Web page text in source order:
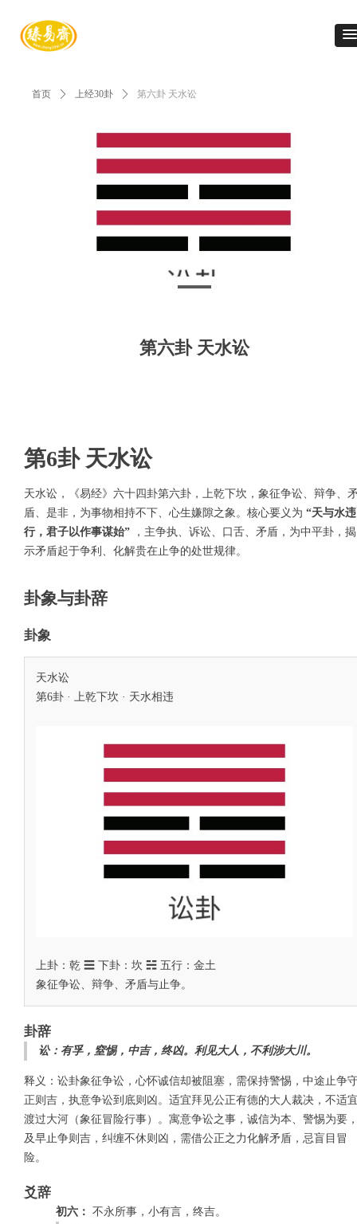
首页 ꄲ 上经30卦 ꄲ 第六卦 天水讼
第六卦 天水讼
第6卦 天水讼
天水讼，《易经》六十四卦第六卦，上乾下坎，象征争讼、辩争、
盾、是非，为事物相持不下、心生嫌隙之象。核心要义为 “天与水违
行，君子以作事谋始” ，主争执、诉讼、口舌、矛盾，为中平卦，揭
示矛盾起于争利、化解贵在止争的处世规律。
卦象与卦辞
卦象
天水讼
第6卦 · 上乾下坎 · 天水相违
上卦：乾 ☰ 下卦：坎 ☵ 五行：金土
象征争讼、辩争、矛盾与止争。
卦辞
讼：有孚，窒惕，中吉，终凶。利见大人，不利涉大川。
释义：讼卦象征争讼，心怀诚信却被阻塞，需保持警惕，中途止争
正则吉，执意争讼到底则凶。适宜拜见公正有德的大人裁决，不适
渡过大河（象征冒险行事）。寓意争讼之事，诚信为本、警惕为要
及早止争则吉，纠缠不休则凶，需借公正之力化解矛盾，忌盲目冒
险。
爻辞
初六： 不永所事，小有言，终吉。